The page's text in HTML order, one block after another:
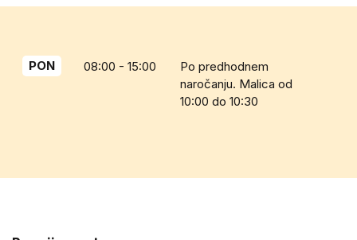
PON 08:00 - 15:00
Po predhodnem
naročanju. Malica od
10:00 do 10:30